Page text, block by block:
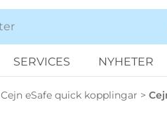
SERVICES NYHETER
Cejn eSafe quick kopplingar >